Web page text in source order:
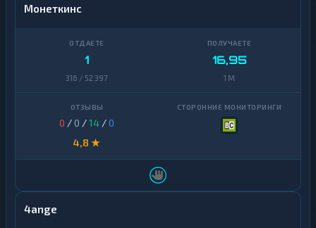
Монеткинс
1
316 / 52 397
16,95
1 M
0 / 0 /14 /0
4,8 ★
4ange